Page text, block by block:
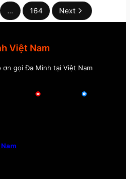
… 164 Next
Việt Nam
ơn gọi Đa Minh tại Việt Nam